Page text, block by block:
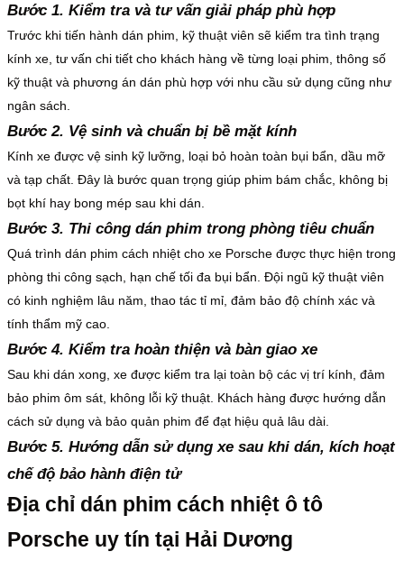
Bước 1. Kiểm tra và tư vấn giải pháp phù hợp
Trước khi tiến hành dán phim, kỹ thuật viên sẽ kiểm tra tình trạng
kính xe, tư vấn chi tiết cho khách hàng về từng loại phim, thông số
kỹ thuật và phương án dán phù hợp với nhu cầu sử dụng cũng như
ngân sách.
Bước 2. Vệ sinh và chuẩn bị bề mặt kính
Kính xe được vệ sinh kỹ lưỡng, loại bỏ hoàn toàn bụi bẩn, dầu mỡ
và tạp chất. Đây là bước quan trọng giúp phim bám chắc, không bị
bọt khí hay bong mép sau khi dán.
Bước 3. Thi công dán phim trong phòng tiêu chuẩn
Quá trình dán phim cách nhiệt cho xe Porsche được thực hiện trong
phòng thi công sạch, hạn chế tối đa bụi bẩn. Đội ngũ kỹ thuật viên
có kinh nghiệm lâu năm, thao tác tỉ mỉ, đảm bảo độ chính xác và
tính thẩm mỹ cao.
Bước 4. Kiểm tra hoàn thiện và bàn giao xe
Sau khi dán xong, xe được kiểm tra lại toàn bộ các vị trí kính, đảm
bảo phim ôm sát, không lỗi kỹ thuật. Khách hàng được hướng dẫn
cách sử dụng và bảo quản phim để đạt hiệu quả lâu dài.
Bước 5. Hướng dẫn sử dụng xe sau khi dán, kích hoạt
chế độ bảo hành điện tử
Địa chỉ dán phim cách nhiệt ô tô
Porsche uy tín tại Hải Dương